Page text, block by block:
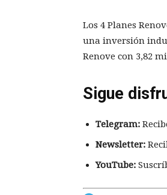
Los 4 Planes
una inversión
Renove con 3,82
Sigue
Telegram:
Newsletter:
YouTube: